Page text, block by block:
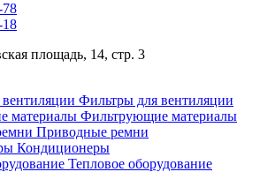
78
18
площадь, 14, стр. 3
Фильтры для вентиляции
Фильтрующие материалы
Приводные ремни
Кондиционеры
Тепловое оборудование